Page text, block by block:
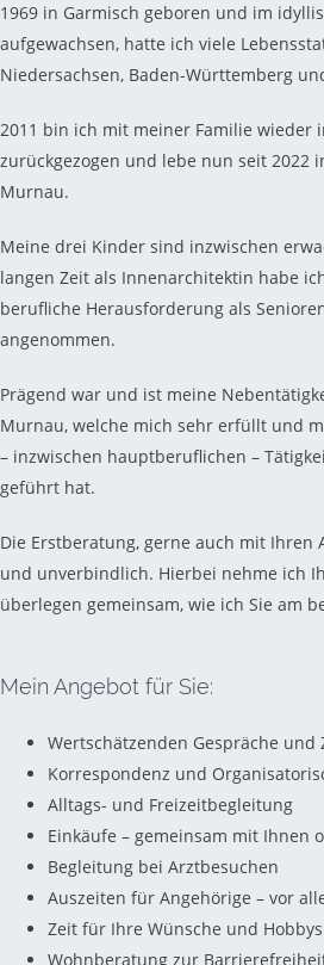
1969 in Garmisch geboren und im
aufgewachsen, hatte ich viele
Niedersachsen, Baden-Württemberg
2011 bin ich mit meiner Familie wieder
zurückgezogen und lebe nun seit 2022
Murnau.
Meine drei Kinder sind inzwischen
langen Zeit als Innenarchitektin habe
berufliche Herausforderung als
angenommen.
Prägend war und ist meine
Murnau, welche mich sehr erfüllt und
– inzwischen hauptberuflichen –
geführt hat.
Die Erstberatung, gerne auch mit Ihren
und unverbindlich. Hierbei nehme ich
überlegen gemeinsam, wie ich Sie am
Mein Angebot für Sie:
Wertschätzenden Gespräche und
Korrespondenz und
Alltags- und Freizeitbegleitung
Einkäufe – gemeinsam mit Ihnen
Begleitung bei Arztbesuchen
Auszeiten für Angehörige – vor
Zeit für Ihre Wünsche und Hobbys
Wohnberatung zur